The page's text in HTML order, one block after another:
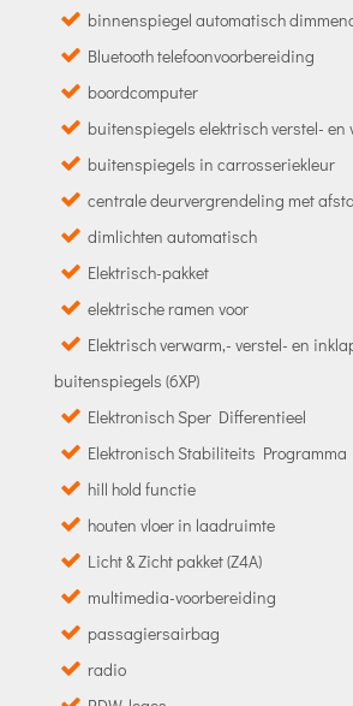
binnenspiegel automatisch
Bluetooth telefoonvoorbereiding
boordcomputer
buitenspiegels elektrisch verstel- en
buitenspiegels in carrosseriekleur
centrale deurvergrendeling met
dimlichten automatisch
Elektrisch-pakket
elektrische ramen voor
Elektrisch verwarm,- verstel- en
buitenspiegels (6XP)
Elektronisch Sper Differentieel
Elektronisch Stabiliteits Programma
hill hold functie
houten vloer in laadruimte
Licht & Zicht pakket (Z4A)
multimedia-voorbereiding
passagiersairbag
radio